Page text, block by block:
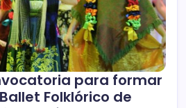
para formar
Folklórico de